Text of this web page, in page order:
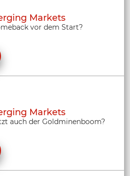
Markets
vor dem Start?
Markets
auch der Goldminenboom?